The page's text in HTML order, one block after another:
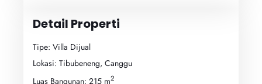
Detail Properti
Tipe: Villa Dijual
Lokasi: Tibubeneng, Canggu
Luas Bangunan: 215 m2